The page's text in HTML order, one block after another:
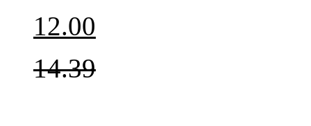
12.00
14.39